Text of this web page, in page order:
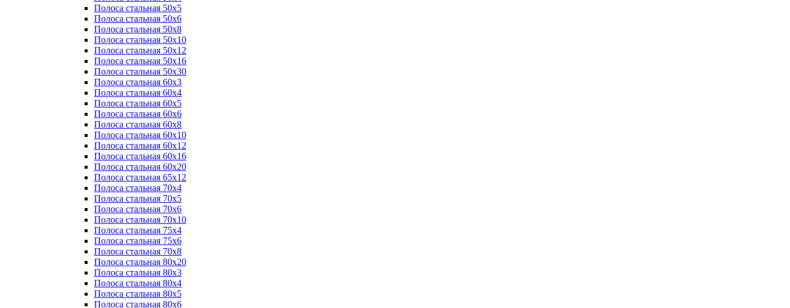
Полоса стальная 50х5
Полоса стальная 50х6
Полоса стальная 50х8
Полоса стальная 50х10
Полоса стальная 50х12
Полоса стальная 50х16
Полоса стальная 50х30
Полоса стальная 60х3
Полоса стальная 60х4
Полоса стальная 60х5
Полоса стальная 60х6
Полоса стальная 60х8
Полоса стальная 60х10
Полоса стальная 60х12
Полоса стальная 60х16
Полоса стальная 60х20
Полоса стальная 65х12
Полоса стальная 70х4
Полоса стальная 70х5
Полоса стальная 70х6
Полоса стальная 70х10
Полоса стальная 75х4
Полоса стальная 75х6
Полоса стальная 70х8
Полоса стальная 80х20
Полоса стальная 80х3
Полоса стальная 80х4
Полоса стальная 80х5
Полоса стальная 80х6